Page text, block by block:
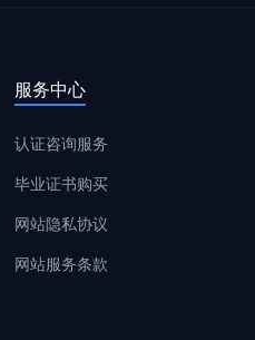
服务中心
认证咨询服务
毕业证书购买
网站隐私协议
网站服务条款